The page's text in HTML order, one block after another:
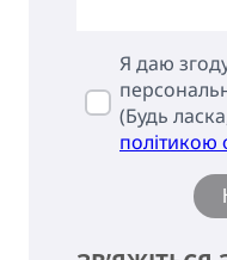
Я даю
(Будь